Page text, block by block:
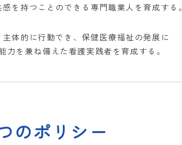
を持つことのできる専門職業人を育成する。
体的に行動でき、保健医療福祉の発展に
力を兼ね備えた看護実践者を育成する。
のポリシー